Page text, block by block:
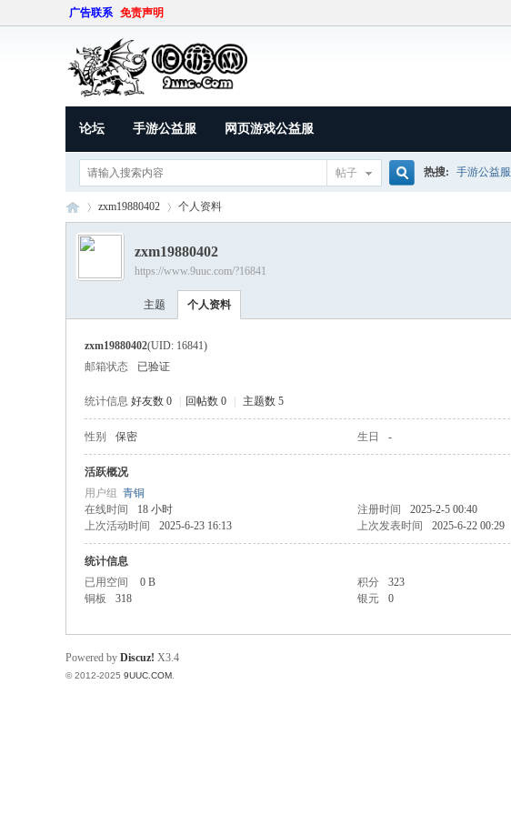
广告联系 免责声明
论坛 手游公益服 网页游戏公益服
帖子 热搜: 手游公益服
›
zxm19880402 个人资料
zxm19880402
https://www.9uuc.com/?16841
主题 个人资料
zxm19880402(UID: 16841)
邮箱状态
已验证
统计信息 好友数 0 回帖数 0 主题数 5
性别 保密 生日 -
活跃概况
用户组 青铜
在线时间
18 小时 注册时间 2025-2-5 00:40
上次活动时间
2025-6-23 16:13 上次发表时间 2025-6-22 00:29
统计信息
已用空间
0 B 积分 323
铜板
318 银元 0
Powered by Discuz! X3.4
© 2012-2025 9UUC.COM